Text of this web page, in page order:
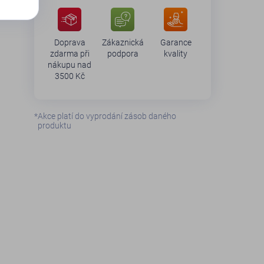
Doprava
zdarma při
nákupu nad
3500 Kč
Zákaznická
podpora
Garance
kvality
*Akce platí do vyprodání zásob daného
produktu